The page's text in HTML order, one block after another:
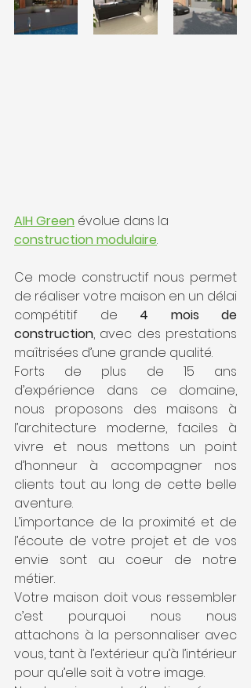
AIH Green évolue dans la
construction modulaire.
Ce mode constructif nous permet
de réaliser votre maison en un délai
compétitif de 4 mois de
construction, avec des prestations
maîtrisées d’une grande qualité.
Forts de plus de 15 ans
d’expérience dans ce domaine,
nous proposons des maisons à
l’architecture moderne, faciles à
vivre et nous mettons un point
d’honneur à accompagner nos
clients tout au long de cette belle
aventure.
L’importance de la proximité et de
l’écoute de votre projet et de vos
envie sont au coeur de notre
métier.
Votre maison doit vous ressembler
c’est pourquoi nous nous
attachons à la personnaliser avec
vous, tant à l’extérieur qu’à l’intérieur
pour qu’elle soit à votre image.